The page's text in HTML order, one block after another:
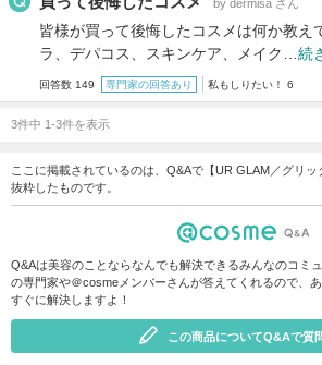
by dermisa さん
皆様が買って後悔したコスメは何か教え
ラ、デパコス、スキンケア、メイク… 続
回答数 149 専門家の回答あり 私もしりたい！ 6
3件中 1-3件を表示
ここに掲載されているのは、Q&Aで【UR GLAM／グリ
抜粋したものです。
Q&Aは美容のことならなんでも解決できるみんなのコミ
の専門家や＠cosmeメンバーさんが答えてくれるので、
すぐに解決しますよ！
この商品についてQ&Aで質